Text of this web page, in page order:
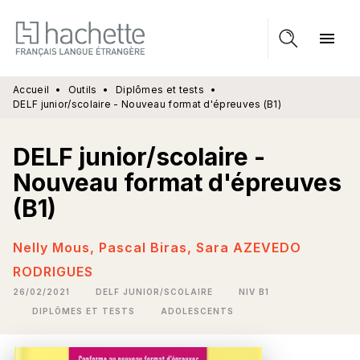
MENU RECHERCHE
CONTENU
PIED DE PAGE
menu
Accueil • Outils • Diplômes et tests
•
DELF junior/scolaire - Nouveau format d'épreuves (B1)
DELF junior/scolaire -
Nouveau format d'épreuves
(B1)
Nelly Mous, Pascal Biras, Sara AZEVEDO
RODRIGUES
26/02/2021 DELF JUNIOR/SCOLAIRE NIV B1
DIPLÔMES ET TESTS ADOLESCENTS